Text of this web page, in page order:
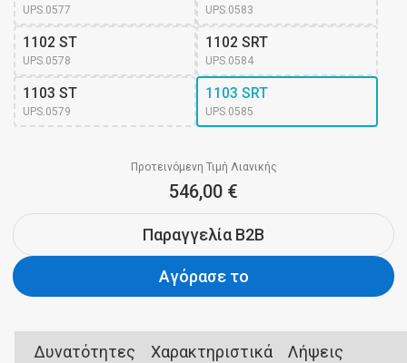
UPS.0577 UPS.0583
1102 ST
UPS.0578
1102 SRT
UPS.0584
1103 ST
UPS.0579
1103 SRT
UPS.0585
Προτεινόμενη Τιμή Λιανικής
546,00 €
Παραγγελία B2B
Αγόρασε το
Δυνατότητες Χαρακτηριστικά Λήψεις